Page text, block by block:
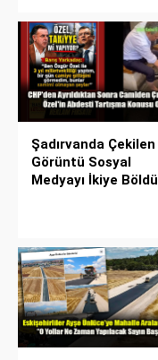
Şadırvanda Çekilen
Görüntü Sosyal
Medyayı İkiye Böldü